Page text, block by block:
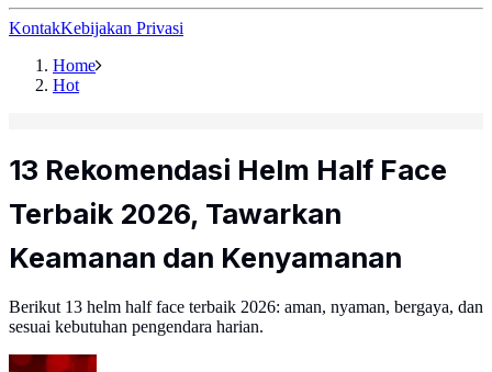
KontakKebijakan Privasi
Home
Hot
13 Rekomendasi Helm Half Face
Terbaik 2026, Tawarkan
Keamanan dan Kenyamanan
Berikut 13 helm half face terbaik 2026: aman, nyaman, bergaya, dan
sesuai kebutuhan pengendara harian.